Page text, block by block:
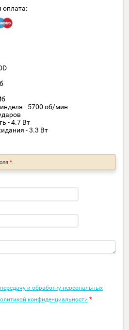
оплата:
Тб
Мб
- 5700 об/мин
ударов
- 3.3 Вт
поля*.